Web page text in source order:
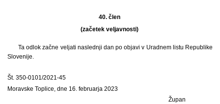
40. člen
(začetek veljavnosti)
Ta odlok začne veljati naslednji dan po objavi v Uradnem listu Republike
Slovenije.
Št. 350-0101/2021-45
Moravske Toplice, dne 16. februarja 2023
Župan